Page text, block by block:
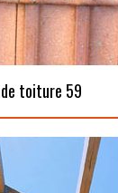
toiture 59